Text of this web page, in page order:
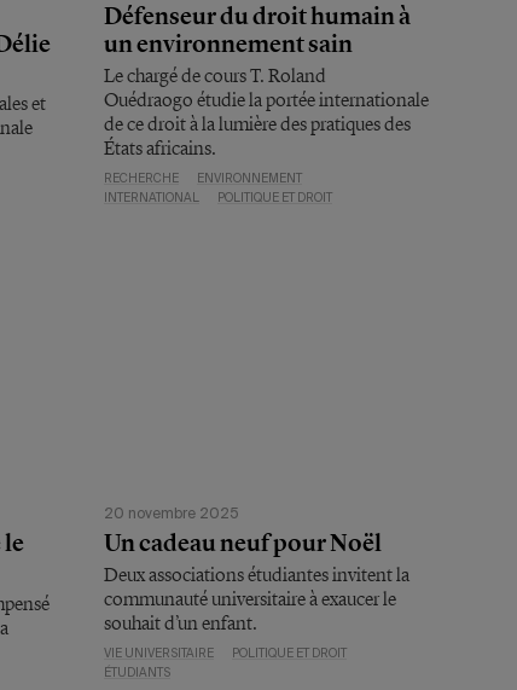
et
Défenseur du droit humain à
un environnement sain
Le chargé de cours T. Roland
Ouédraogo étudie la portée internationale
de ce droit à la lumière des pratiques des
États africains.
RECHERCHE
ENVIRONNEMENT
INTERNATIONAL
POLITIQUE ET DROIT
20 novembre 2025
Un cadeau neuf pour Noël
Deux associations étudiantes invitent la
communauté universitaire à exaucer le
souhait d’un enfant.
VIE UNIVERSITAIRE
POLITIQUE ET DROIT
ÉTUDIANTS